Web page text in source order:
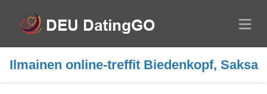
Ilmainen online-treffit Biedenkopf, Saksa